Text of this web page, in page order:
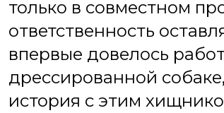
только в совместном
ответственность
впервые довелось
дрессированной
история с этим